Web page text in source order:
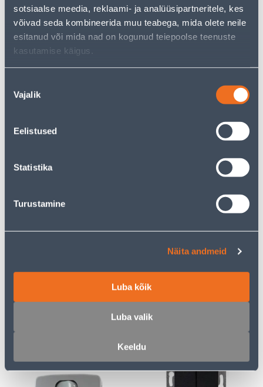
sotsiaalse meedia, reklaami- ja analüüsipartneritele, kes
võivad seda kombineerida muu teabega, mida olete neile
esitanud või mida nad on kogunud teiepoolse teenuste
kasutamise käigus.
valik
Vajalik
Eelistused
Statistika
Turustamine
Näita andmeid
Luba kõik
Luba valik
Keeldu
LÜLITI SÜV 1-NE
KOMPLEKTNE CARMEN VI-
3.86 €
LÜLITI 1-NE VEKSEL VERA
1000/2000W 360º VALGE
ÕHUKE INFRAPUNA IP20
13.32 €
VEKSELLÜLITI SÜV VALGE
ASFORA
3.72 €
2.23 €